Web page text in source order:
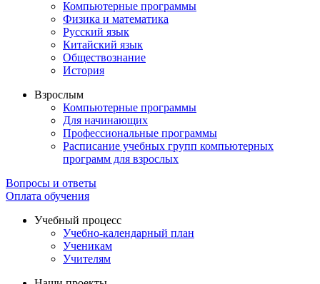
Компьютерные программы
Физика и математика
Русский язык
Китайский язык
Обществознание
История
Взрослым
Компьютерные программы
Для начинающих
Профессиональные программы
Расписание учебных групп компьютерных
программ для взрослых
Вопросы и ответы
Оплата обучения
Учебный процесс
Учебно-календарный план
Ученикам
Учителям